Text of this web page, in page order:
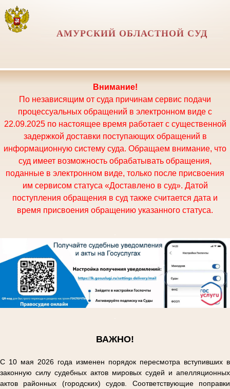
АМУРСКИЙ ОБЛАСТНОЙ СУД
Внимание!
По независящим от суда причинам сервис подачи
процессуальных обращений в электронном виде с
22.09.2025 по настоящее время работает с существенной
задержкой доставки поступающих обращений в
информационную систему суда. Обращаем внимание, что
суд имеет возможность обрабатывать обращения,
поданные в электронном виде, только после присвоения
им сервисом статуса «Доставлено в суд». Датой
поступления обращения в суд также считается дата и
время присвоения обращению указанного статуса.
ВАЖНО!
С 10 мая 2026 года изменен порядок пересмотра вступивших в
законную силу судебных актов мировых судей и апелляционных
актов районных (городских) судов. Соответствующие поправки